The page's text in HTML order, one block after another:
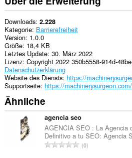
Downloads 2.228
Kategorie Barrierefreiheit
Version 1.0.0
Größe 18,4 KB
Letztes Update 30. März 2022
Lizenz Copyright 2022 350b5558-914d-
Datenschutzerklärung
Website des Diensts https://
Supportseite https://machinerysurgeon.com/
Ähnliche
agencia seo
AGENCIA SEO : La Agencia
Definitivo a tu SEO: Agencia
G0